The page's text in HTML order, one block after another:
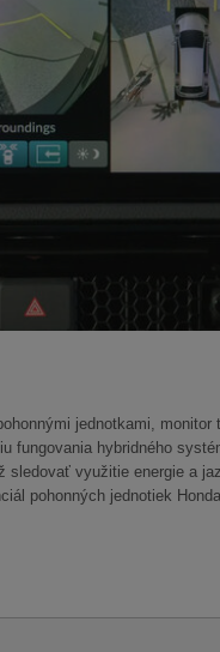
jednotkami,
fungovania hybridného
sledovať využitie energie a
pohonných jednotiek